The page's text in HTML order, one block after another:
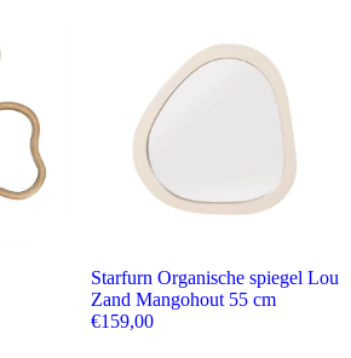
Starfurn Organische spiegel Lou
Zand Mangohout 55 cm
€159,00